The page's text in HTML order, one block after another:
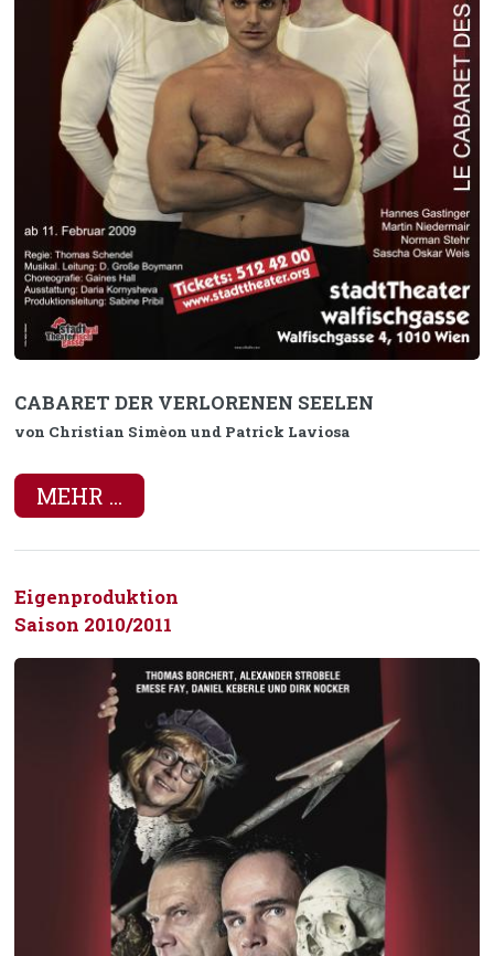
CABARET DER VERLORENEN SEELEN
von Christian Simèon und Patrick Laviosa
MEHR ...
Eigenproduktion
Saison 2010/2011